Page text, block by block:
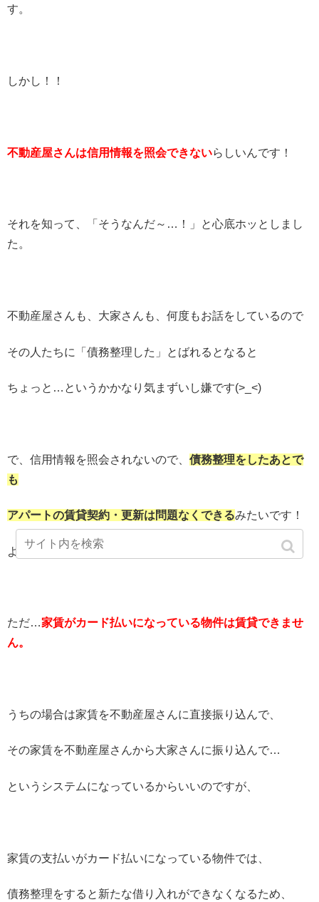
す。
しかし！！
不動産屋さんは信用情報を照会できないらしいんです！
それを知って、「そうなんだ～…！」と心底ホッとしまし
た。
不動産屋さんも、大家さんも、何度もお話をしているので
その人たちに「債務整理した」とばれるとなると
ちょっと…というかかなり気まずいし嫌です(>_<)
で、信用情報を照会されないので、 債務整理をしたあとで
も
アパートの賃貸契約・更新は問題なくできるみたいです！
よかった～～～～＼(^o^)／
ただ…家賃がカード払いになっている物件は賃貸できませ
ん。
うちの場合は家賃を不動産屋さんに直接振り込んで、
その家賃を不動産屋さんから大家さんに振り込んで…
というシステムになっているからいいのですが、
家賃の支払いがカード払いになっている物件では、
債務整理をすると新たな借り入れができなくなるため、